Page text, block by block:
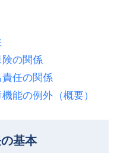
の関係
任の関係
能の例外（概要）
基本